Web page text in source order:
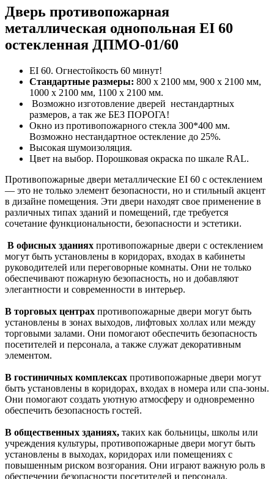
Дверь противопожарная
металлическая однопольная EI 60
остекленная ДПМО-01/60
EI 60. Огнестойкость 60 минут!
Стандартные размеры: 800 х 2100 мм, 900 х 2100 мм,
1000 х 2100 мм, 1100 х 2100 мм.
Возможно изготовление дверей нестандартных
размеров, а так же БЕЗ ПОРОГА!
Окно из противопожарного стекла 300*400 мм.
Возможно нестандартное остекление до 25%.
Высокая шумоизоляция.
Цвет на выбор. Порошковая окраска по шкале RAL.
Противопожарные двери металлические EI 60 с остеклением
— это не только элемент безопасности, но и стильный акцент
в дизайне помещения. Эти двери находят свое применение в
различных типах зданий и помещений, где требуется
сочетание функциональности, безопасности и эстетики.
В офисных зданиях противопожарные двери с остеклением
могут быть установлены в коридорах, входах в кабинеты
руководителей или переговорные комнаты. Они не только
обеспечивают пожарную безопасность, но и добавляют
элегантности и современности в интерьер.
В торговых центрах противопожарные двери могут быть
установлены в зонах выходов, лифтовых холлах или между
торговыми залами. Они помогают обеспечить безопасность
посетителей и персонала, а также служат декоративным
элементом.
В гостиничных комплексах противопожарные двери могут
быть установлены в коридорах, входах в номера или спа-зоны.
Они помогают создать уютную атмосферу и одновременно
обеспечить безопасность гостей.
В общественных зданиях, таких как больницы, школы или
учреждения культуры, противопожарные двери могут быть
установлены в выходах, коридорах или помещениях с
повышенным риском возгорания. Они играют важную роль в
обеспечении безопасности посетителей и персонала.